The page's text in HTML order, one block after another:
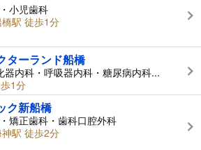
小児歯科
駅 徒歩1分
ーランド船橋
器内科・呼吸器内科・糖尿病内科...
1分
ク新船橋
矯正歯科・歯科口腔外科
駅 徒歩2分